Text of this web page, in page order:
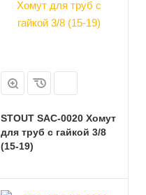
STOUT SAC-0020 Хомут
для труб с гайкой 3/8
(15-19)